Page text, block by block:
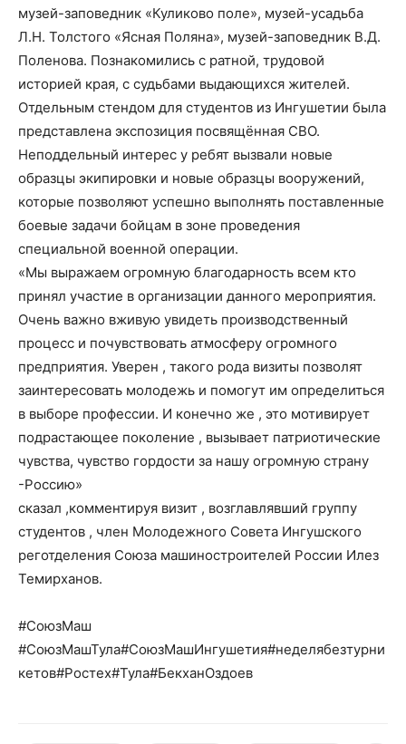
музей-заповедник «Куликово поле», музей-усадьба
Л.Н. Толстого «Ясная Поляна», музей-заповедник В.Д.
Поленова. Познакомились с ратной, трудовой
историей края, с судьбами выдающихся жителей.
Отдельным стендом для студентов из Ингушетии была
представлена экспозиция посвящённая СВО.
Неподдельный интерес у ребят вызвали новые
образцы экипировки и новые образцы вооружений,
которые позволяют успешно выполнять поставленные
боевые задачи бойцам в зоне проведения
специальной военной операции.
«Мы выражаем огромную благодарность всем кто
принял участие в организации данного мероприятия.
Очень важно вживую увидеть производственный
процесс и почувствовать атмосферу огромного
предприятия. Уверен , такого рода визиты позволят
заинтересовать молодежь и помогут им определиться
в выборе профессии. И конечно же , это мотивирует
подрастающее поколение , вызывает патриотические
чувства, чувство гордости за нашу огромную страну
-Россию»
сказал ,комментируя визит , возглавлявший группу
студентов , член Молодежного Совета Ингушского
реготделения Союза машиностроителей России Илез
Темирханов.
#СоюзМаш
#СоюзМашТула#СоюзМашИнгушетия#неделябезтурни
кетов#Ростех#Тула#БекханОздоев